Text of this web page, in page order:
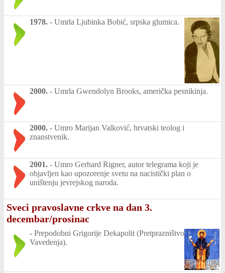
1978. - Umrla Ljubinka Bobić, srpska glumica.
2000. - Umrla Gwendolyn Brooks, američka pesnikinja.
2000. - Umro Marijan Valković, hrvatski teolog i
znanstvenik.
2001. - Umro Gerhard Rigner, autor telegrama koji je
objavljen kao upozorenje svetu na nacistički plan o
uništenju jevrejskog naroda.
Sveci pravoslavne crkve na dan 3.
decembar/prosinac
- Prepodobni Grigorije Dekapolit (Pretprazništvo
Vavedenja).